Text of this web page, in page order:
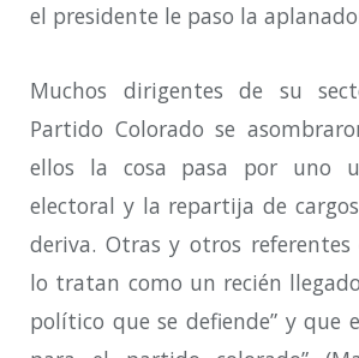
el presidente le paso la
Muchos dirigentes de su
Partido Colorado se
ellos la cosa pasa por uno
electoral y la repartija de
deriva. Otras y otros referentes
lo tratan como un recién
político que se defiende” y que